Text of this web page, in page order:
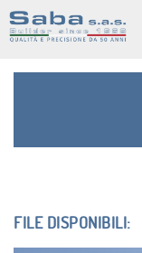
FILE DISPONIBILI: